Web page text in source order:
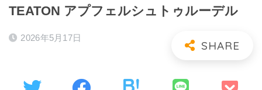
TEATON アプフェルシュトゥルーデル
2026年5月17日